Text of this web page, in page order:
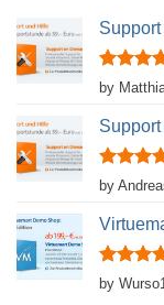
Rated5
out of 5
by
Rated5
out of 5
by
Rated5
out of 5
by